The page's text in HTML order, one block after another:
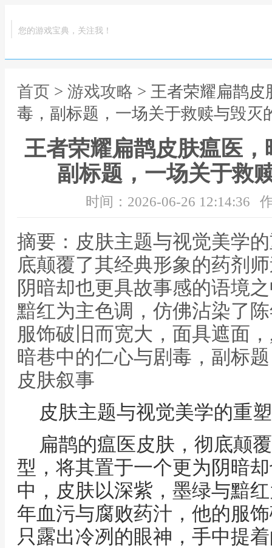
您的游戏宝典，关注我！
首页 > 游戏攻略 > 王者荣耀扁鹊
毒，副标题，一场关于救赎与毁灭
王者荣耀扁鹊皮肤瘟医
副标题，一场关于救
时间：2026-06-26 12:14:36
摘要：皮肤主题与视觉美学
底颠覆了其经典形象的药剂
阴暗却也更具故事感的语境
黯红为主色调，仿佛沾染了
服饰破旧而宽大，面具遮面
暗巷中的仁心与剧毒，副标
皮肤叙事
皮肤主题与视觉美学的重塑
扁鹊的瘟医皮肤，彻底颠
型，将其置于一个更为阴暗
中，皮肤以深紫，墨绿与黯
年血污与腐败药汁，他的服
只露出冷冽的眼神，手中提